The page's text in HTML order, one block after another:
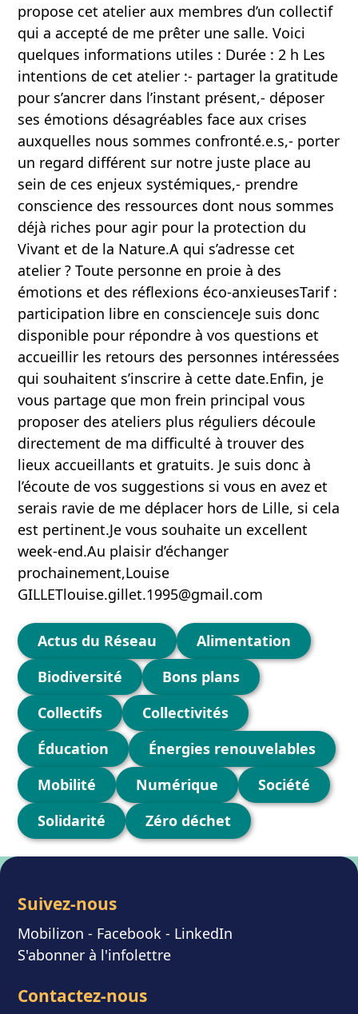
propose cet atelier aux membres d’un collectif
qui a accepté de me prêter une salle. Voici
quelques informations utiles : Durée : 2 h Les
intentions de cet atelier :- partager la gratitude
pour s’ancrer dans l’instant présent,- déposer
ses émotions désagréables face aux crises
auxquelles nous sommes confronté.e.s,- porter
un regard différent sur notre juste place au
sein de ces enjeux systémiques,- prendre
conscience des ressources dont nous sommes
déjà riches pour agir pour la protection du
Vivant et de la Nature.A qui s’adresse cet
atelier ? Toute personne en proie à des
émotions et des réflexions éco-anxieusesTarif :
participation libre en conscienceJe suis donc
disponible pour répondre à vos questions et
accueillir les retours des personnes intéressées
qui souhaitent s’inscrire à cette date.Enfin, je
vous partage que mon frein principal vous
proposer des ateliers plus réguliers découle
directement de ma difficulté à trouver des
lieux accueillants et gratuits. Je suis donc à
l’écoute de vos suggestions si vous en avez et
serais ravie de me déplacer hors de Lille, si cela
est pertinent.Je vous souhaite un excellent
week-end.Au plaisir d’échanger
prochainement,Louise
GILLETlouise.gillet.1995@gmail.com
Catégories
Actus du Réseau
Alimentation
Biodiversité
Bons plans
Collectifs
Collectivités
Éducation
Énergies renouvelables
Mobilité
Numérique
Société
Solidarité
Zéro déchet
Suivez-nous
Mobilizon - Facebook - LinkedIn
S'abonner à l'infolettre
Contactez-nous